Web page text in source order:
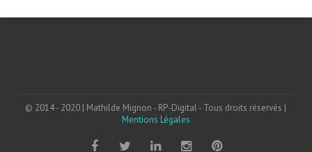
© 2014 - 2020 | Mathilde Mignon - RP-Digital - Tous droits réservés |
Mentions Légales